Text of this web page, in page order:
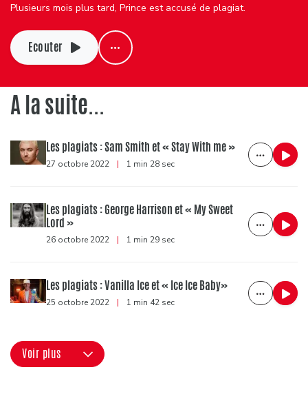
Plusieurs mois plus tard, Prince est accusé de plagiat.
Ecouter
A la suite...
Les plagiats : Sam Smith et « Stay With me »
27 octobre 2022 | 1 min 28 sec
Les plagiats : George Harrison et « My Sweet
Lord »
26 octobre 2022 | 1 min 29 sec
Les plagiats : Vanilla Ice et « Ice Ice Baby»
25 octobre 2022 | 1 min 42 sec
Voir plus